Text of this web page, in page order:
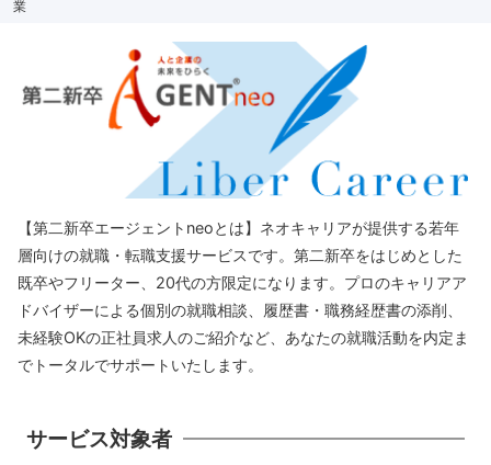
業
【第二新卒エージェントneoとは】ネオキャリアが提供する若年
層向けの就職・転職支援サービスです。第二新卒をはじめとした
既卒やフリーター、20代の方限定になります。プロのキャリアア
ドバイザーによる個別の就職相談、履歴書・職務経歴書の添削、
未経験OKの正社員求人のご紹介など、あなたの就職活動を内定ま
でトータルでサポートいたします。
サービス対象者